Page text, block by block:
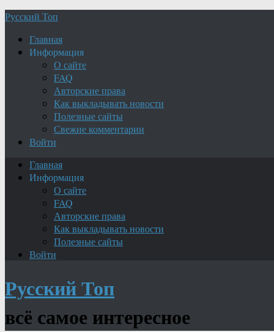
Русский Топ
Главная
Информация
О сайте
FAQ
Авторские права
Как выкладывать новости
Полезные сайты
Свежие комментарии
Войти
Главная
Информация
О сайте
FAQ
Авторские права
Как выкладывать новости
Полезные сайты
Войти
Русский Топ
всё самое интересное